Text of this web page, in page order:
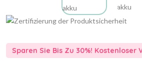
Sparen Sie Bis Zu 30%! Kostenloser